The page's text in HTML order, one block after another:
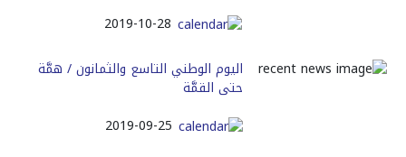
2019-10-28
اليوم الوطني التاسع والثمانون / همَّة
حتى القمَّة
2019-09-25